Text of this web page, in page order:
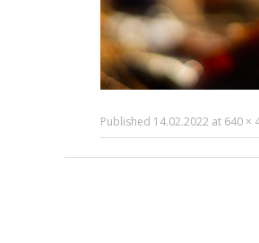
Published 14.02.2022 at 640 ×